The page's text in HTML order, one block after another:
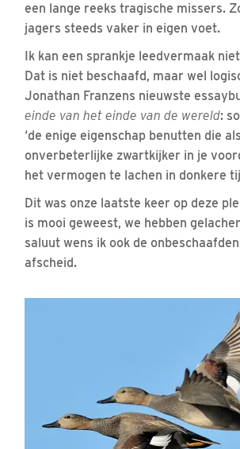
een lange reeks tragische missers.
jagers steeds vaker in eigen voet.
Ik kan een sprankje leedvermaak
Dat is niet beschaafd, maar wel
Jonathan Franzens nieuwste
einde van het einde van de wereld:
‘de enige eigenschap benutten die als
onverbeterlijke zwartkijker in je
het vermogen te lachen in donkere
Dit was onze laatste keer op deze
is mooi geweest, we hebben
saluut wens ik ook de
afscheid.